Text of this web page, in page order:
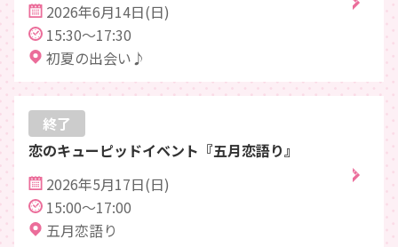
2026年6月14日(日)
15:30～17:30
初夏の出会い♪
終了
恋のキューピッドイベント『五月恋語り』
2026年5月17日(日)
15:00～17:00
五月恋語り